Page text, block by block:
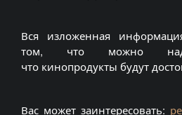
Вся изложенная
том, что можно
что кинопродукты будут
Вас может заинтересовать: